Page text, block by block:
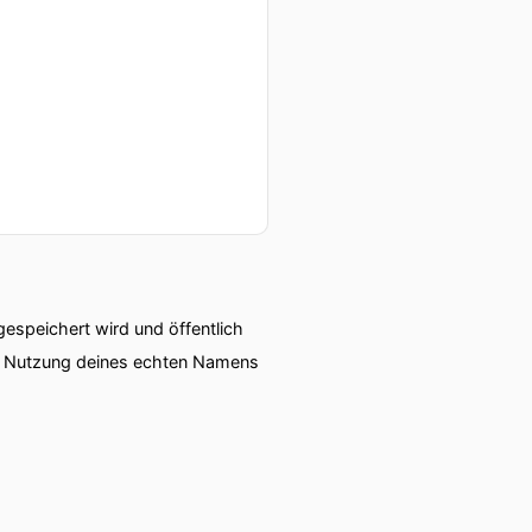
neu erfunden wurde.
wird und öffentlich
deines echten Namens